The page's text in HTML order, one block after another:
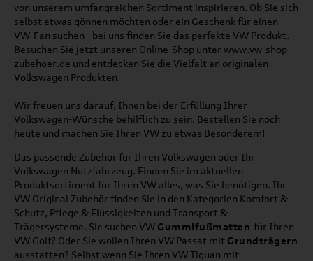
von unserem umfangreichen Sortiment inspirieren. Ob Sie sich
selbst etwas gönnen möchten oder ein Geschenk für einen
VW-Fan suchen - bei uns finden Sie das perfekte VW Produkt.
Besuchen Sie jetzt unseren Online-Shop unter www.vw-shop-
zubehoer.de und entdecken Sie die Vielfalt an originalen
Volkswagen Produkten.
Wir freuen uns darauf, Ihnen bei der Erfüllung Ihrer
Volkswagen-Wünsche behilflich zu sein. Bestellen Sie noch
heute und machen Sie Ihren VW zu etwas Besonderem!
Das passende Zubehör für Ihren Volkswagen oder Ihr
Volkswagen Nutzfahrzeug. Finden Sie im aktuellen
Produktsortiment für Ihren VW alles, was Sie benötigen. Ihr
VW Original Zubehör finden Sie in den Kategorien Komfort &
Schutz, Pflege & Flüssigkeiten und Transport &
Trägersysteme. Sie suchen VW Gummifußmatten für Ihren
VW Golf? Oder Sie wollen Ihren VW Passat mit Grundträgern
ausstatten? Selbst wenn Sie Ihren VW Tiguan mit